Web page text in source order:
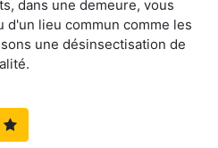
dans une demeure, vous
lieu commun comme les
une désinsectisation de